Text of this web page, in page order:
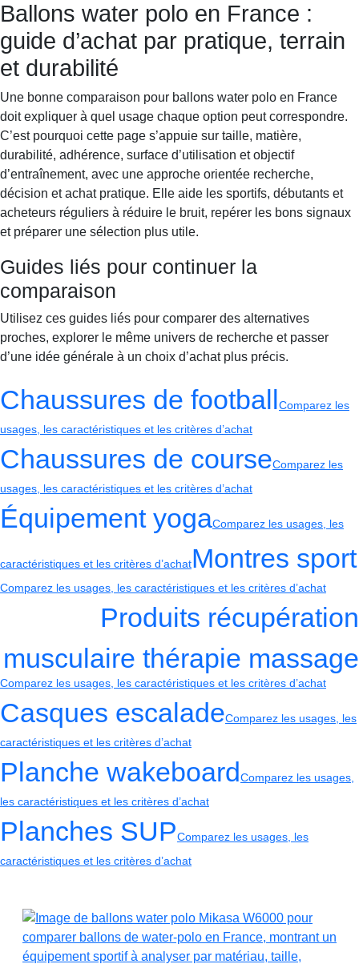
Sportif-Y
running
Entraînement Montres sport Récupération
Ballons water polo en France :
guide d’achat par pratique, terrain
et durabilité
Une bonne comparaison pour ballons water polo en France
doit expliquer à quel usage chaque option peut correspondre.
C’est pourquoi cette page s’appuie sur taille, matière,
durabilité, adhérence, surface d’utilisation et objectif
d’entraînement, avec une approche orientée recherche,
décision et achat pratique. Elle aide les sportifs, débutants et
acheteurs réguliers à réduire le bruit, repérer les bons signaux
et préparer une sélection plus utile.
Guides liés pour continuer la
comparaison
Utilisez ces guides liés pour comparer des alternatives
proches, explorer le même univers de recherche et passer
d’une idée générale à un choix d’achat plus précis.
Chaussures de footballComparez les
usages, les caractéristiques et les critères d’achat
Chaussures de courseComparez les
usages, les caractéristiques et les critères d’achat
Équipement yogaComparez les usages, les
caractéristiques et les critères d’achatMontres sport
Comparez les usages, les caractéristiques et les critères d’achat
Produits récupération
musculaire thérapie massage
Comparez les usages, les caractéristiques et les critères d’achat
Casques escaladeComparez les usages, les
caractéristiques et les critères d’achat
Planche wakeboardComparez les usages,
les caractéristiques et les critères d’achat
Planches SUPComparez les usages, les
caractéristiques et les critères d’achat